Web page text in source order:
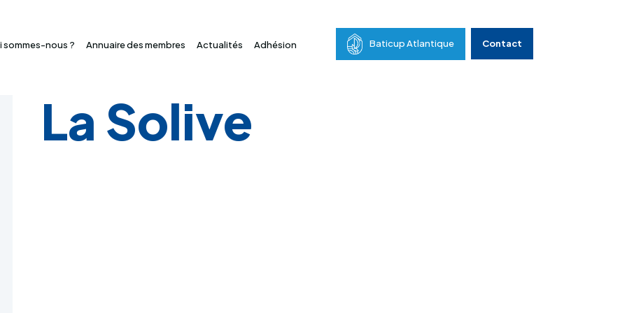
sommes-nous ? Annuaire des membres Actualités Adhésion Baticup Atlantique Contact
La Solive